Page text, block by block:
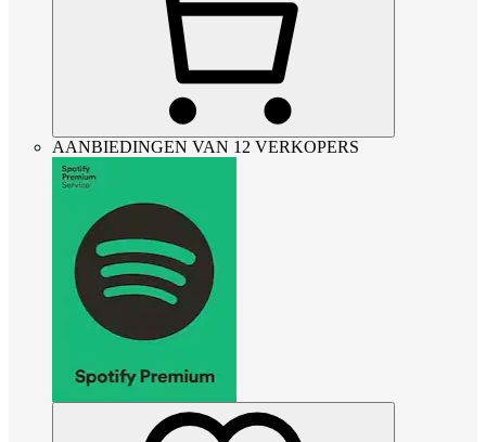
AANBIEDINGEN VAN 12 VERKOPERS